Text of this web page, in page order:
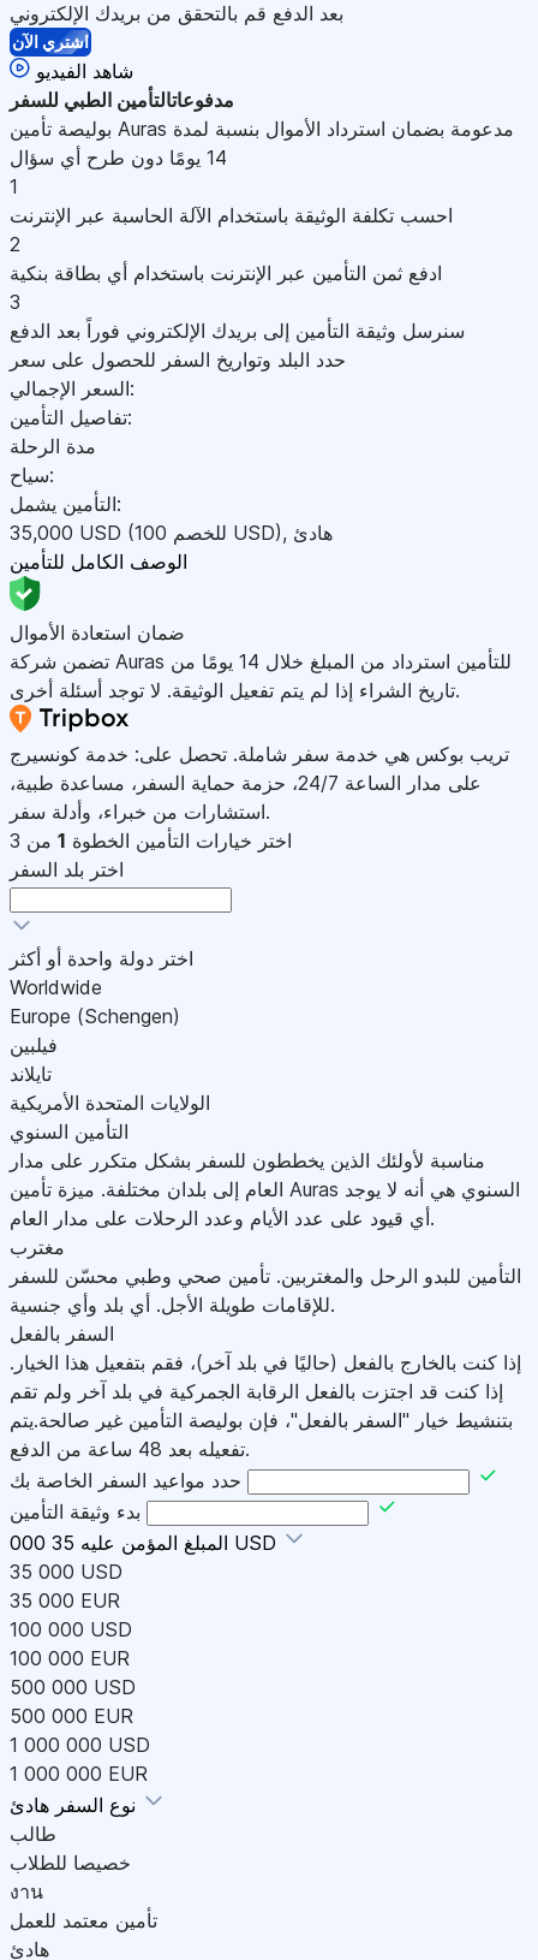
بعد الدفع قم بالتحقق من بريدك الإلكتروني
اشتري الآن
شاهد الفيديو
مدفوعاتالتأمين الطبي للسفر
بوليصة تأمين Auras مدعومة بضمان استرداد الأموال بنسبة لمدة
14 يومًا دون طرح أي سؤال
1
احسب تكلفة الوثيقة باستخدام الآلة الحاسبة عبر الإنترنت
2
ادفع ثمن التأمين عبر الإنترنت باستخدام أي بطاقة بنكية
3
سنرسل وثيقة التأمين إلى بريدك الإلكتروني فوراً بعد الدفع
حدد البلد وتواريخ السفر للحصول على سعر
السعر الإجمالي:
تفاصيل التأمين:
مدة الرحلة
سياح:
التأمين يشمل:
35,000 USD USD), هادئ
الوصف الكامل للتأمين
ضمان استعادة الأموال
تضمن شركة Auras للتأمين استرداد من المبلغ خلال 14 يومًا من
تاريخ الشراء إذا لم يتم تفعيل الوثيقة. لا توجد أسئلة أخرى.
تريب بوكس هي خدمة سفر شاملة. تحصل على: خدمة كونسيرج
على مدار الساعة 24/7، حزمة حماية السفر، مساعدة طبية،
استشارات من خبراء، وأدلة سفر.
اختر خيارات التأمين الخطوة 1 من 3
اختر بلد السفر
اختر دولة واحدة أو أكثر
Worldwide
Europe (Schengen)
فيلبين
تايلاند
الولايات المتحدة الأمريكية
التأمين السنوي
مناسبة لأولئك الذين يخططون للسفر بشكل متكرر على مدار
العام إلى بلدان مختلفة. ميزة تأمين Auras السنوي هي أنه لا يوجد
أي قيود على عدد الأيام وعدد الرحلات على مدار العام.
مغترب
التأمين للبدو الرحل والمغتربين. تأمين صحي وطبي محسّن للسفر
للإقامات طويلة الأجل. أي بلد وأي جنسية.
السفر بالفعل
إذا كنت بالخارج بالفعل (حاليًا في بلد آخر)، فقم بتفعيل هذا الخيار.
إذا كنت قد اجتزت بالفعل الرقابة الجمركية في بلد آخر ولم تقم
بتنشيط خيار "السفر بالفعل"، فإن بوليصة التأمين غير صالحة.يتم
تفعيله بعد 48 ساعة من الدفع.
حدد مواعيد السفر الخاصة بك
بدء وثيقة التأمين
المبلغ المؤمن عليه 35 000 USD
35 000 USD
35 000 EUR
100 000 USD
100 000 EUR
500 000 USD
500 000 EUR
1 000 000 USD
1 000 000 EUR
نوع السفر
طالب
خصيصا للطلاب
งาน
تأمين معتمد للعمل
هادئ